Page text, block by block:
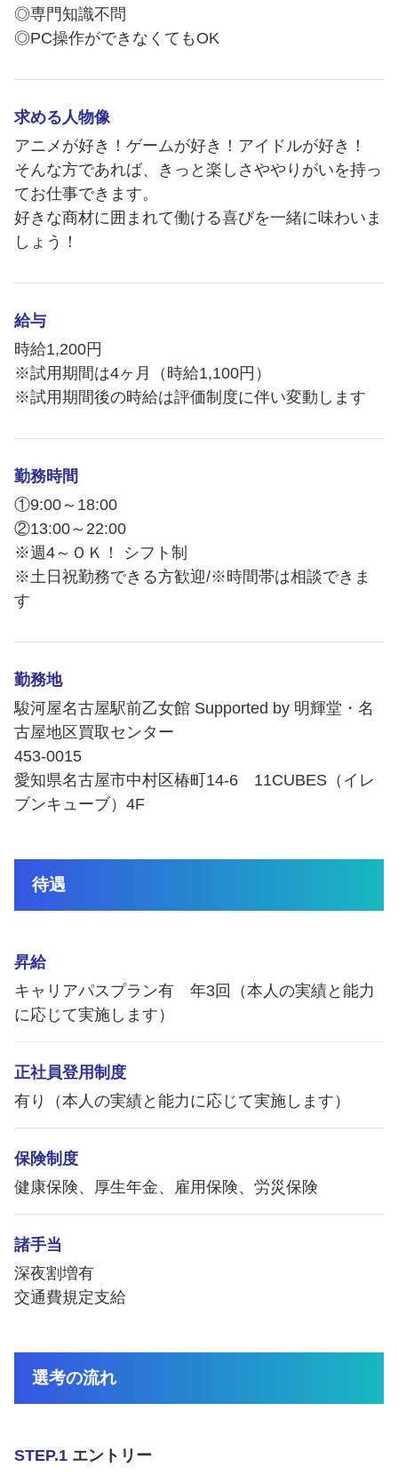
◎専門知識不問
◎PC操作ができなくてもOK
求める人物像
アニメが好き！ゲームが好き！アイドルが好き！
そんな方であれば、きっと楽しさややりがいを持っ
てお仕事できます。
好きな商材に囲まれて働ける喜びを一緒に味わいま
しょう！
給与
時給1,200円
※試用期間は4ヶ月（時給1,100円）
※試用期間後の時給は評価制度に伴い変動します
勤務時間
①9:00～18:00
②13:00～22:00
※週4～ＯＫ！ シフト制
※土日祝勤務できる方歓迎/※時間帯は相談できま
す
勤務地
駿河屋名古屋駅前乙女館 Supported by 明輝堂・名
古屋地区買取センター
453-0015
愛知県名古屋市中村区椿町14-6 11CUBES（イレ
ブンキューブ）4F
待遇
昇給
キャリアパスプラン有 年3回（本人の実績と能力
に応じて実施します）
正社員登用制度
有り（本人の実績と能力に応じて実施します）
保険制度
健康保険、厚生年金、雇用保険、労災保険
諸手当
深夜割増有
交通費規定支給
選考の流れ
STEP.1 エントリー